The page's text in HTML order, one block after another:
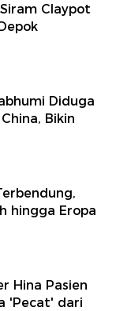
Claypot
Diduga
Bikin
hingga Eropa
Hina Pasien
'Pecat' dari